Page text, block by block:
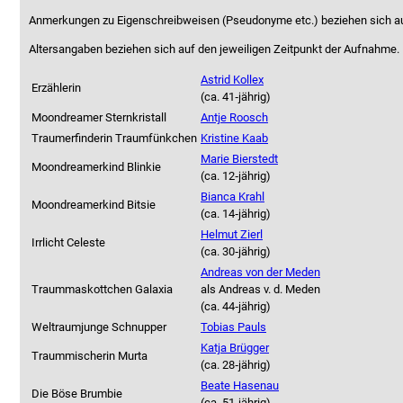
Anmerkungen zu Eigenschreibweisen (Pseudonyme etc.) beziehen sich
Altersangaben beziehen sich auf den jeweiligen Zeitpunkt der Aufnahme.
Erzählerin
Astrid Kollex
(ca. 41‑jährig)
Moondreamer Sternkristall
Antje Roosch
Traumerfinderin Traumfünkchen Kristine Kaab
Moondreamerkind Blinkie
Marie Bierstedt
(ca. 12‑jährig)
Moondreamerkind Bitsie
Bianca Krahl
(ca. 14‑jährig)
Irrlicht Celeste
Helmut Zierl
(ca. 30‑jährig)
Traummaskottchen Galaxia
Andreas von der Meden
als Andreas v. d. Meden
(ca. 44‑jährig)
Weltraumjunge Schnupper
Tobias Pauls
Traummischerin Murta
Katja Brügger
(ca. 28‑jährig)
Die Böse Brumbie
Beate Hasenau